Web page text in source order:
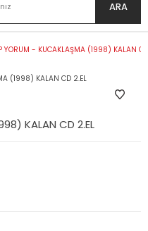
ARA
YORUM - KUCAKLAŞMA (1998) KALAN
KALAN CD 2.EL